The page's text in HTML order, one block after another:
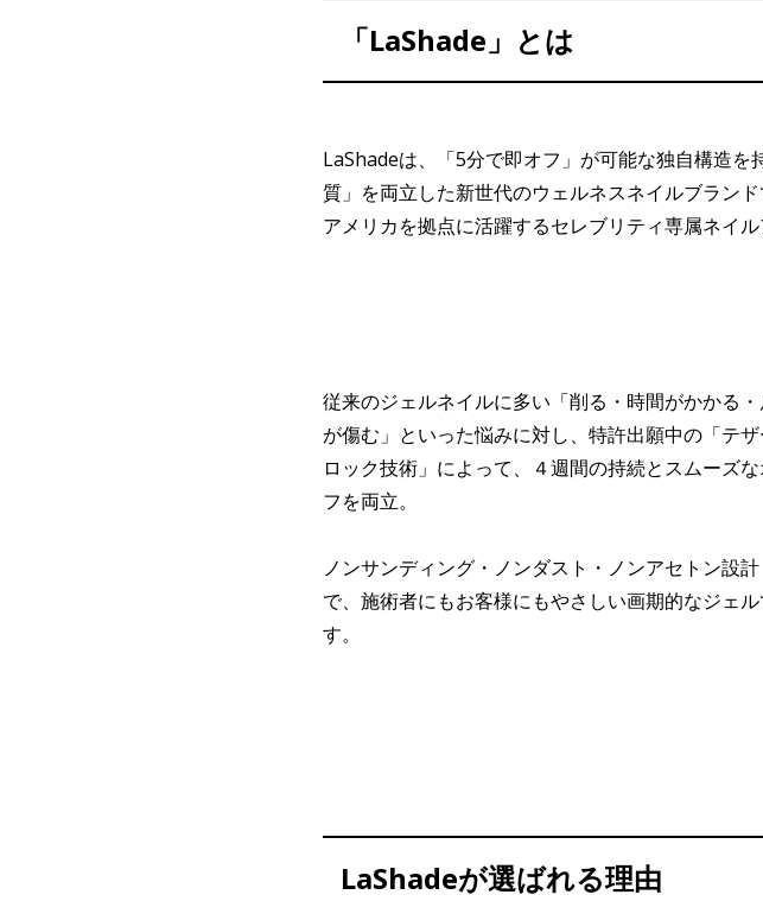
「LaShade」とは
LaShadeは、「5分で即オフ」が可能な独自構造
質」を両立した新世代のウェルネスネイルブランド
アメリカを拠点に活躍するセレブリティ専属ネイ
従来のジェルネイルに多い「削る・時間がかかる・
が傷む」といった悩みに対し、特許出願中の「テザ
ロック技術」によって、４週間の持続とスムーズな
フを両立。
ノンサンディング・ノンダスト・ノンアセトン設計
で、施術者にもお客様にもやさしい画期的なジェ
す。
LaShadeが選ばれる理由